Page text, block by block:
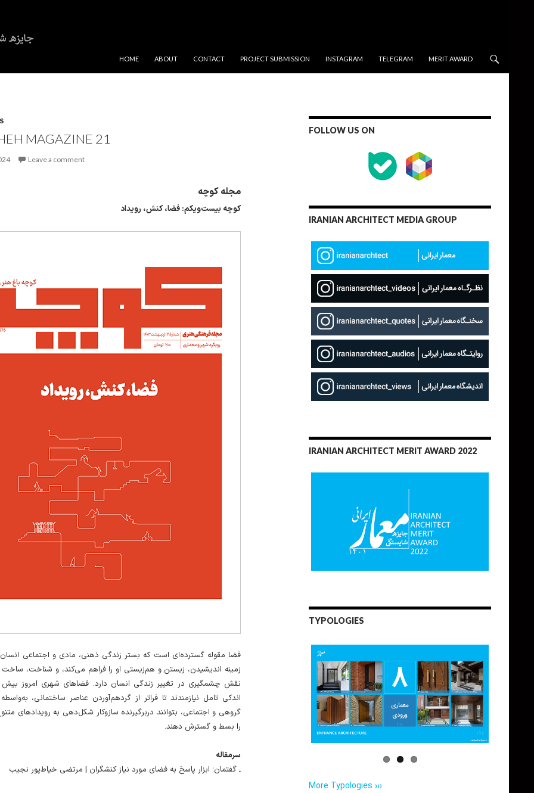
HOME
ABOUT CONTACT PROJECT SUBMISSION INSTAGRAM TELEGRAM MERIT AWARD
MAGAZINE 21
Leave a comment
مجله کوچه
کوچه بیست‌ویکم: فضا، کنش، رویداد
فضا مقوله گسترده‌ای است که بستر زندگی ذهنی، مادی و اجتماعی
زمینه اندیشیدن، زیستن و هم‌زیستی او را فراهم می‌کند، و شناخت، ساخت
نقش چشمگیری در تغییر زندگی انسان دارد. فضاهای شهری امروز بیش
اندکی تامل نیازمندند تا فراتر از گردهم‌آوردن عناصر ساختمانی،
گروهی و اجتماعی، بتوانند دربرگیرنده سازوکار شکل‌دهی به رویدادهای
را بسط و گسترش دهند.
سرمقاله
ـ گفتمان؛ ابزار پاسخ به فضای مورد نیاز کنشگران | مرتضی خیاط‌پور نجیب
FOLLOW US ON
IRANIAN ARCHITECT MEDIA GROUP
IRANIAN ARCHITECT MERIT AWARD 2022
TYPOLOGIES
More Typologies ›››